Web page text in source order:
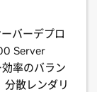
バーデプロ
Server
率のバラン
分散レンダリ